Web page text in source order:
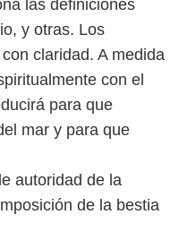
las definiciones
y otras. Los
claridad. A medida
con el
para que
mar y para que
autoridad de la
de la bestia